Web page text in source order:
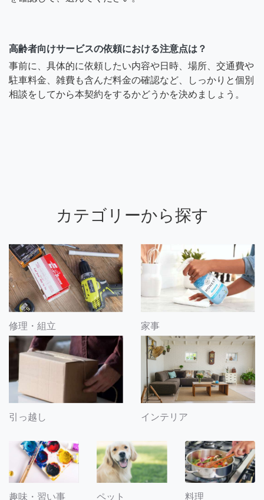
高齢者向けサービスの依頼における注意点は？
事前に、具体的に依頼したい内容や日時、場所、交通費や
駐車料金、雑費も含んだ料金の確認など、しっかりと個別
相談をしてから本契約をするかどうかを決めましょう。
カテゴリーから探す
修理・組立 家事
引っ越し インテリア
趣味・習い事 ペット 料理